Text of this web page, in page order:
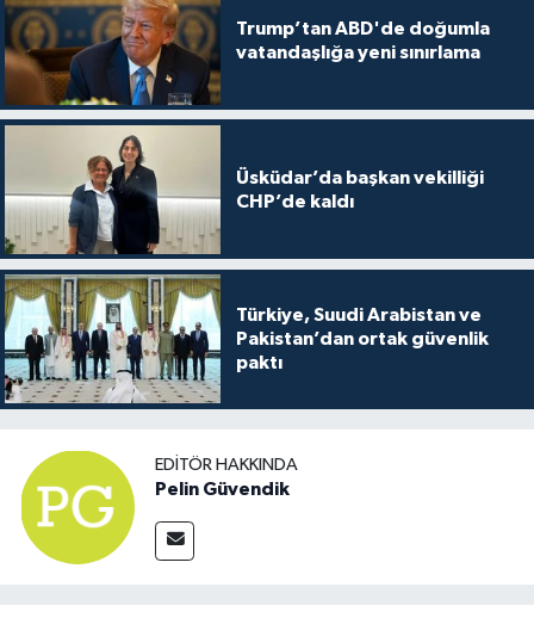
Trump’tan ABD'de doğumla
vatandaşlığa yeni sınırlama
Üsküdar’da başkan vekilliği
CHP’de kaldı
Türkiye, Suudi Arabistan ve
Pakistan’dan ortak güvenlik
paktı
EDITÖR HAKKINDA
Pelin Güvendik